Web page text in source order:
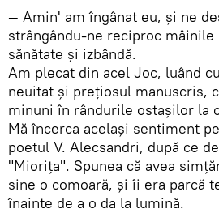
— Amin' am îngânat eu, şi ne
strângându-ne reciproc mâinile
sănătate şi izbândă.
Am plecat din acel Joc, luând
neuitat şi preţiosul manuscris,
minuni în rândurile ostaşilor la
Mă încerca acelaşi sentiment
poetul V. Alecsandri, după ce
"Miorița". Spunea că avea
sine o comoară, şi îi era parcă
înainte de a o da la lumină.